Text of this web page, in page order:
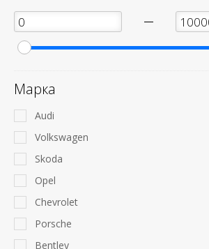
—
Марка
Audi
Volkswagen
Skoda
Opel
Chevrolet
Porsche
Bentley